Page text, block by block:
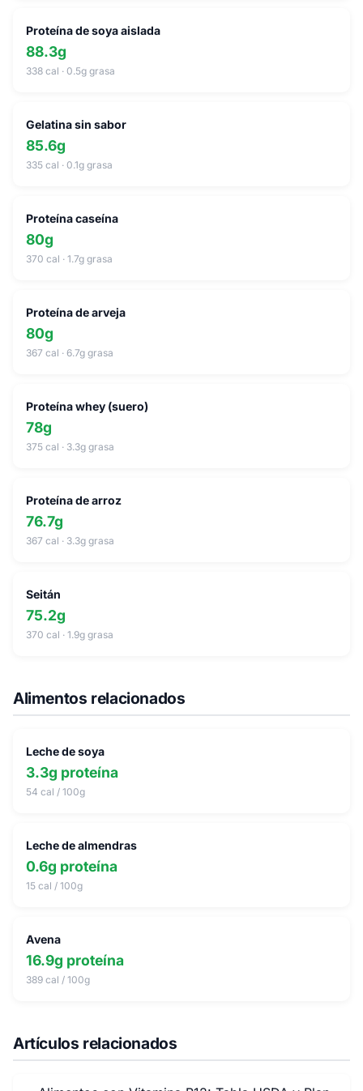
Proteína de soya aislada
88.3g
338 cal · 0.5g grasa
Gelatina sin sabor
85.6g
335 cal · 0.1g grasa
Proteína caseína
80g
370 cal · 1.7g grasa
Proteína de arveja
80g
367 cal · 6.7g grasa
Proteína whey (suero)
78g
375 cal · 3.3g grasa
Proteína de arroz
76.7g
367 cal · 3.3g grasa
Seitán
75.2g
370 cal · 1.9g grasa
Alimentos relacionados
Leche de soya
3.3g proteína
54 cal / 100g
Leche de almendras
0.6g proteína
15 cal / 100g
Avena
16.9g proteína
389 cal / 100g
Artículos relacionados